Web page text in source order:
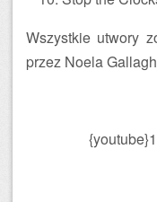
Wszystkie utwory
przez Noela